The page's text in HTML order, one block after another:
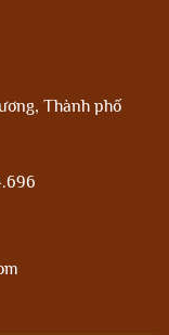
Thành phố